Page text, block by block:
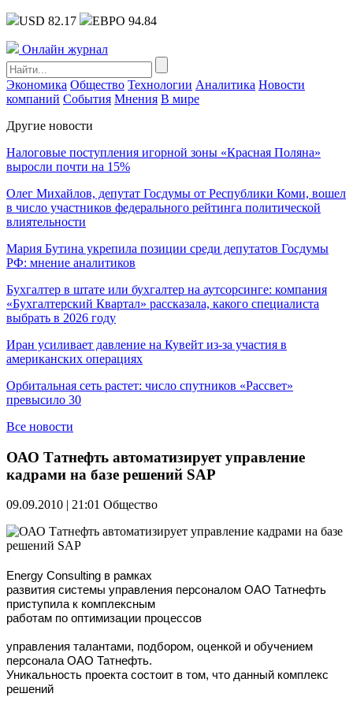
USD 82.17 ЕВРО 94.84
Онлайн журнал
Экономика Общество Технологии Аналитика Новости
компаний События Мнения В мире
Другие новости
Налоговые поступления игорной зоны «Красная Поляна»
выросли почти на 15%
Олег Михайлов, депутат Госдумы от Республики Коми, вошел
в число участников федерального рейтинга политической
влиятельности
Мария Бутина укрепила позиции среди депутатов Госдумы
РФ: мнение аналитиков
Бухгалтер в штате или бухгалтер на аутсорсинге: компания
«Бухгалтерский Квартал» рассказала, какого специалиста
выбрать в 2026 году
Иран усиливает давление на Кувейт из-за участия в
американских операциях
Орбитальная сеть растет: число спутников «Рассвет»
превысило 30
Все новости
ОАО Татнефть автоматизирует управление
кадрами на базе решений SAP
09.09.2010 | 21:01 Общество
Energy Consulting в рамках
развития системы управления персоналом ОАО Татнефть
приступила к комплексным
работам по оптимизации процессов
управления талантами, подбором, оценкой и обучением
персонала ОАО Татнефть.
Уникальность проекта состоит в том, что данный комплекс
решений